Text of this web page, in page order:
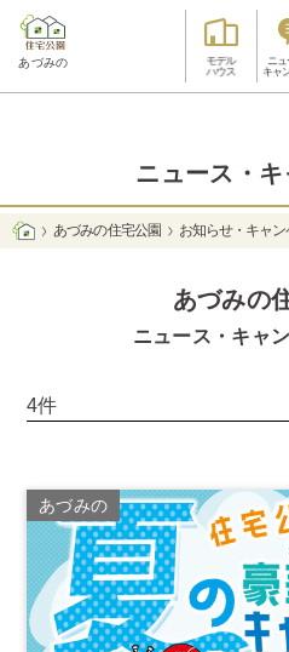
あづみの
モデル
ハウス
ニ
キャ
ニュース・
あづみの 住宅公園 お知らせ・キャン
あづみの
ニュース・キャ
4件
あづみの